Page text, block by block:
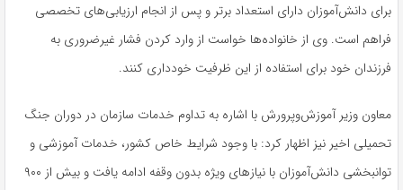
برای دانش‌آموزان دارای استعداد برتر و پس از انجام ارزیابی‌های تخصصی
فراهم است. وی از خانواده‌ها خواست از وارد کردن فشار غیرضروری به
فرزندان خود برای استفاده از این ظرفیت خودداری کنند.
معاون وزیر آموزش‌وپرورش با اشاره به تداوم خدمات سازمان در دوران جنگ
تحمیلی اخیر نیز اظهار کرد: با وجود شرایط خاص کشور، خدمات آموزشی و
توانبخشی دانش‌آموزان با نیازهای ویژه بدون وقفه ادامه یافت و بیش از ۹۰۰